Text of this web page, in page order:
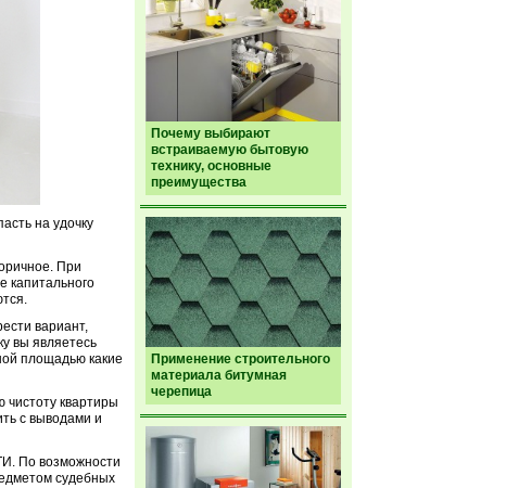
Почему выбирают
встраиваемую бытовую
технику, основные
преимущества
Применение строительного
материала битумная
черепица
на удочку
При
капитального
вариант,
вы являетесь
площадью какие
квартиры
с выводами и
По возможности
судебных